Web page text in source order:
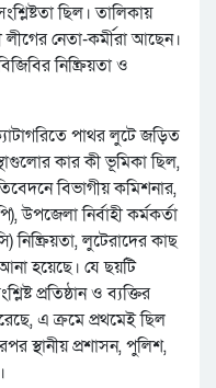
ছিল। তালিকায়
নেতা-কর্মীরা আছেন।
নিষ্ক্রিয়তা ও
পাথর লুটে জড়িত
কার কী ভূমিকা ছিল,
বিভাগীয় কমিশনার,
উপজেলা নির্বাহী কর্মকর্তা
নিষ্ক্রিয়তা, লুটেরাদের কাছ
হয়েছে। যে ছয়টি
প্রতিষ্ঠান ও ব্যক্তির
এ ক্রমে প্রথমেই ছিল
স্থানীয় প্রশাসন, পুলিশ,